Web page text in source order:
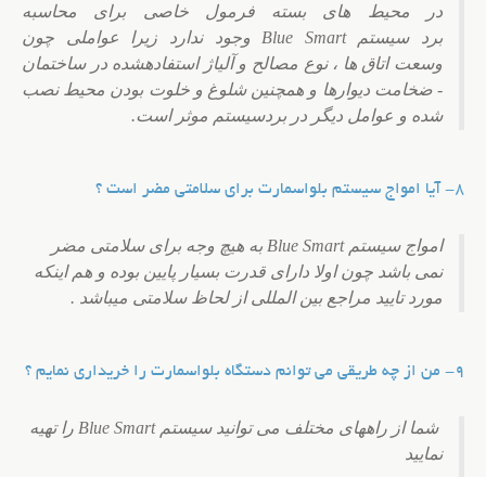
در محیط های بسته فرمول خاصی برای محاسبه
برد سیستم Blue Smart وجود ندارد زیرا عواملی چون
وسعت اتاق ها ، نوع مصالح و آلیاژ استفادهشده در ساختمان
- ضخامت دیوارها و همچنین شلوغ و خلوت بودن محیط نصب
شده و عوامل دیگر در بردسیستم موثر است.
8- آیا امواج سیستم بلواسمارت برای سلامتی مضر است ؟
امواج سیستم Blue Smart به هیچ وجه برای سلامتی مضر
نمی باشد چون اولا دارای قدرت بسیار پایین بوده و هم اینکه
مورد تایید مراجع بین المللی از لحاظ سلامتی میباشد .
9- من از چه طریقی می توانم دستگاه بلواسمارت را خریداری نمایم ؟
شما از راههای مختلف می توانید سیستم Blue Smart را تهیه
نمایید